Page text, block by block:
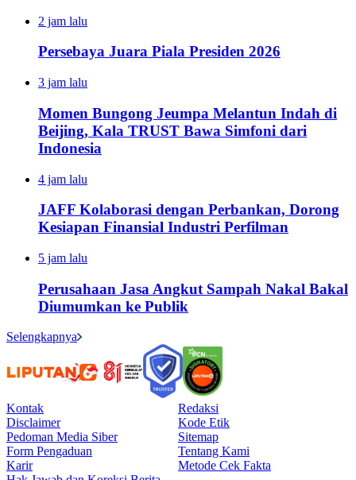
2 jam lalu
Persebaya Juara Piala Presiden 2026
3 jam lalu
Momen Bungong Jeumpa Melantun Indah di
Beijing, Kala TRUST Bawa Simfoni dari
Indonesia
4 jam lalu
JAFF Kolaborasi dengan Perbankan, Dorong
Kesiapan Finansial Industri Perfilman
5 jam lalu
Perusahaan Jasa Angkut Sampah Nakal Bakal
Diumumkan ke Publik
Selengkapnya
Kontak
Redaksi
Disclaimer
Kode Etik
Pedoman Media Siber
Sitemap
Form Pengaduan
Tentang Kami
Karir
Metode Cek Fakta